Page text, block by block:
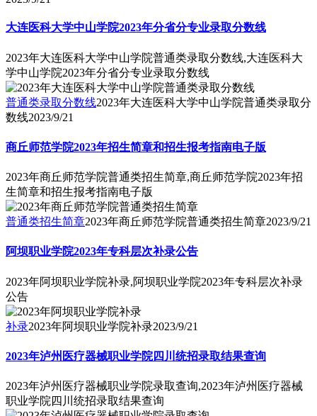
大连医科大学中山学院2023年分省分专业录取分数线
2023年大连医科大学中山学院普通类录取分数线,大连医科大
学中山学院2023年分省分专业录取分数线
普通类录取分数线2023年大连医科大学中山学院普通类录取分
数线2023/9/21
商丘师范学院2023年招生简章和招生报考指南电子版
2023年商丘师范学院普通类招生简章,商丘师范学院2023年招
生简章和招生报考指南电子版
普通类招生简章2023年商丘师范学院普通类招生简章2023/9/21
阿坝职业学院2023年专科层次补录公告
2023年阿坝职业学院补录,阿坝职业学院2023年专科层次补录
公告
补录2023年阿坝职业学院补录2023/9/21
2023年泸州医疗器械职业学院四川统招录取结果查询
2023年泸州医疗器械职业学院录取查询,2023年泸州医疗器械
职业学院四川统招录取结果查询